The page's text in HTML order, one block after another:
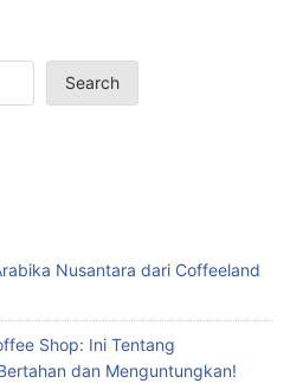
Search
Nusantara dari Coffeeland
Shop: Ini Tentang
dan Menguntungkan!